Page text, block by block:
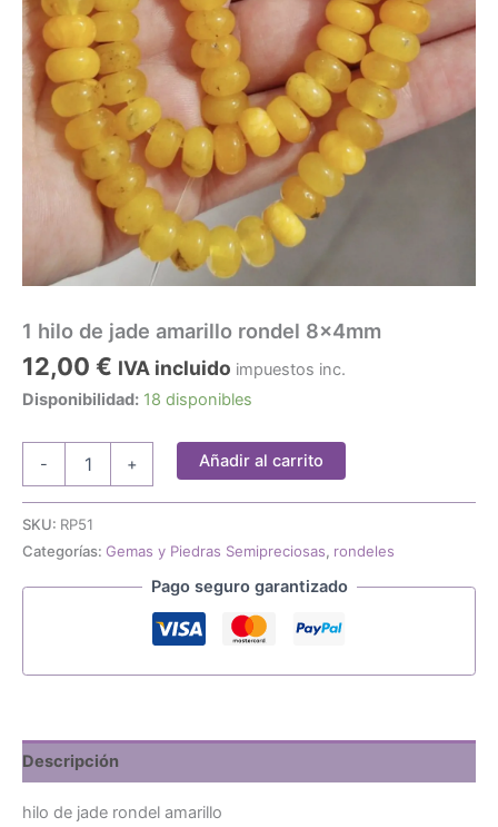
1 hilo de jade amarillo rondel 8x4mm
12,00 € IVA incluido impuestos inc.
Disponibilidad: 18 disponibles
-
jade
rondel
8x4mm
+ Añadir al carrito
SKU: RP51
Categorías: Gemas y Piedras Semipreciosas, rondeles
Pago seguro garantizado
Descripción
hilo de jade rondel amarillo